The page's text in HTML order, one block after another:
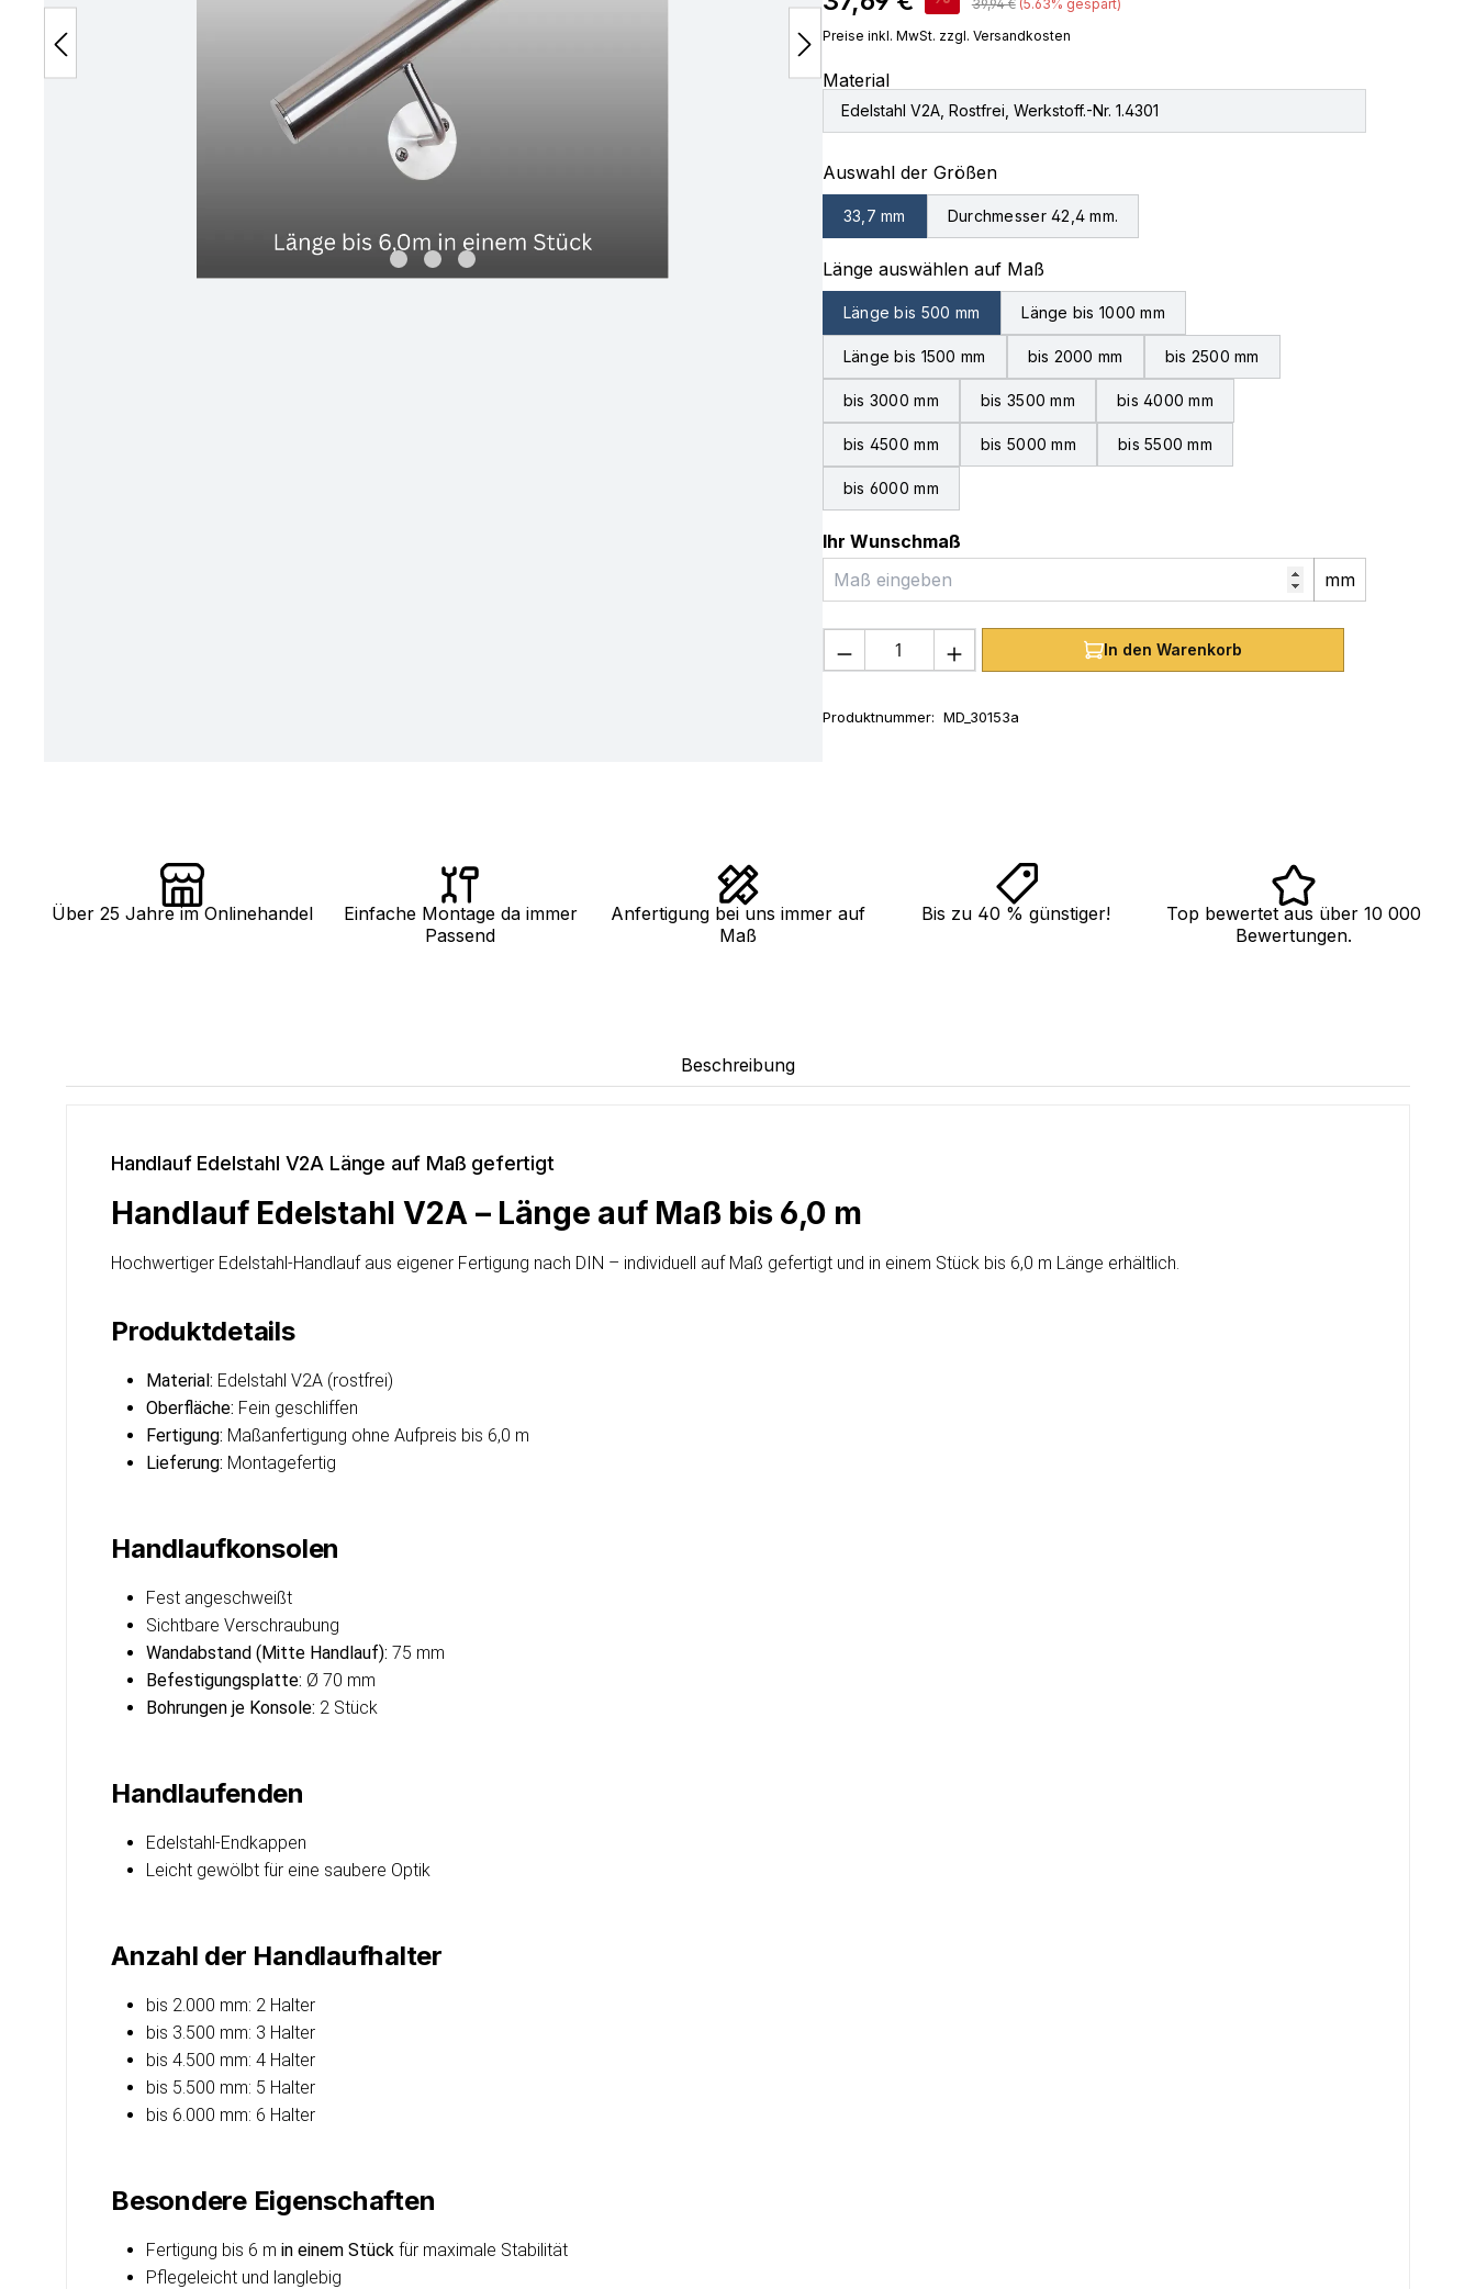
39,94 € (5.63% gespart)
Preise inkl. MwSt. zzgl. Versandkosten
Material
Edelstahl V2A, Rostfrei, Werkstoff.-Nr. 1.4301
Auswahl der Größenauswählen
33,7 mm Durchmesser 42,4 mm.
Länge auswählen auf Maßauswählen
Länge bis 500 mm Länge bis 1000 mm
Länge bis 1500 mm bis 2000 mm bis 2500 mm
bis 3000 mm bis 3500 mm bis 4000 mm
bis 4500 mm bis 5000 mm bis 5500 mm
bis 6000 mm
Ihr Wunschmaß
mm
Produkt Anzahl: Gib den gewünschten Wert ein
In den Warenkorb
Produktnummer: MD_30153a
Über 25 Jahre im Onlinehandel
Einfache Montage da immer
Passend
Anfertigung bei uns immer auf
Maß
Bis zu 40 % günstiger!
Top bewertet aus über 10 000
Bewertungen.
Beschreibung
Handlauf Edelstahl V2A Länge auf Maß gefertigt
Handlauf Edelstahl V2A – Länge auf Maß bis 6,0 m
Hochwertiger Edelstahl-Handlauf aus eigener Fertigung nach DIN – individuell auf Maß gefertigt und in einem Stück bis 6,0 m Länge erhältlich.
Produktdetails
Material: Edelstahl V2A (rostfrei)
Oberfläche: Fein geschliffen
Fertigung: Maßanfertigung ohne Aufpreis bis 6,0 m
Lieferung: Montagefertig
Handlaufkonsolen
Fest angeschweißt
Sichtbare Verschraubung
Wandabstand (Mitte Handlauf): 75 mm
Befestigungsplatte: Ø 70 mm
Bohrungen je Konsole: 2 Stück
Handlaufenden
Edelstahl-Endkappen
Leicht gewölbt für eine saubere Optik
Anzahl der Handlaufhalter
bis 2.000 mm: 2 Halter
bis 3.500 mm: 3 Halter
bis 4.500 mm: 4 Halter
bis 5.500 mm: 5 Halter
bis 6.000 mm: 6 Halter
Besondere Eigenschaften
Fertigung bis 6 m in einem Stück für maximale Stabilität
Pflegeleicht und langlebig